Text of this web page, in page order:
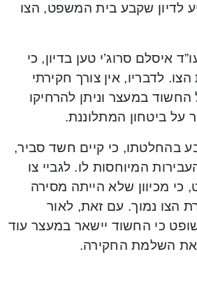
לדיון שקבע בית המשפט, הצו
איסלם סרוג’י טען בדיון, כי
לדבריו, אין צורך חקירתי
במעצר וניתן להרחיקו
על ביטחון המתלוננת.
בהחלטתו, כי קיים חשד סביר,
המיוחסות לו. לגביי צו
כי מכיוון שלא הייתה מסירה
הצו נמוך. עם זאת, לאור
כי החשוד יישאר במעצר עוד
את השלמת החקירה.